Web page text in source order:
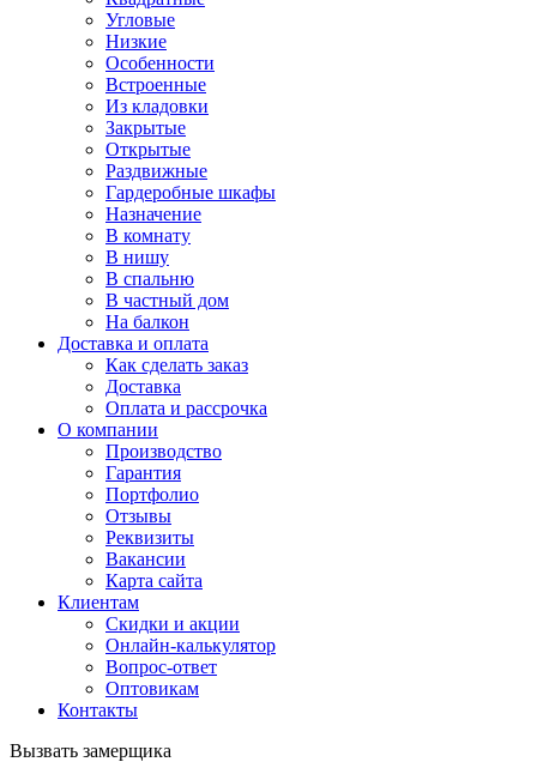
Угловые
Низкие
Особенности
Встроенные
Из кладовки
Закрытые
Открытые
Раздвижные
Гардеробные шкафы
Назначение
В комнату
В нишу
В спальню
В частный дом
На балкон
Доставка и оплата
Как сделать заказ
Доставка
Оплата и рассрочка
О компании
Производство
Гарантия
Портфолио
Отзывы
Реквизиты
Вакансии
Карта сайта
Клиентам
Скидки и акции
Онлайн-калькулятор
Вопрос-ответ
Оптовикам
Контакты
Вызвать замерщика